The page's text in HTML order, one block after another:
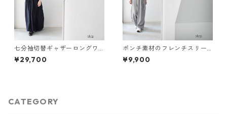
七分袖切替ギャザーロングワ
ンピース：紺［OP33HSNV］
¥29,700
ポンチ素材のフレンチスリー
ブカットソー（コットン10
0％）：白［TO43NSWH］
¥9,900
CATEGORY